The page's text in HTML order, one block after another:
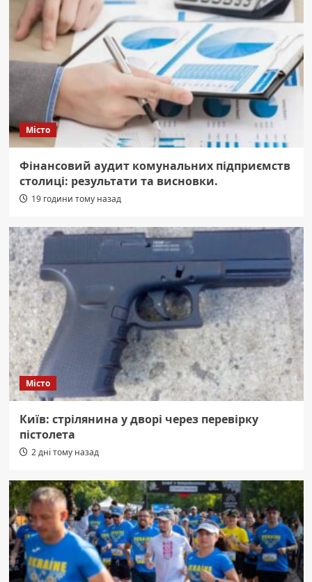
Місто
Фінансовий аудит комунальних підприємств
столиці: результати та висновки.
19 години тому назад
Місто
Київ: стрілянина у дворі через перевірку
пістолета
2 дні тому назад